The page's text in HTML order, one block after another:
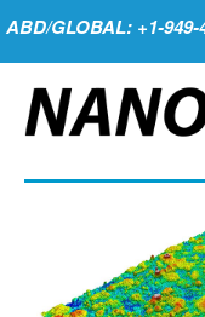
ABD/GLOBAL: +1-949-